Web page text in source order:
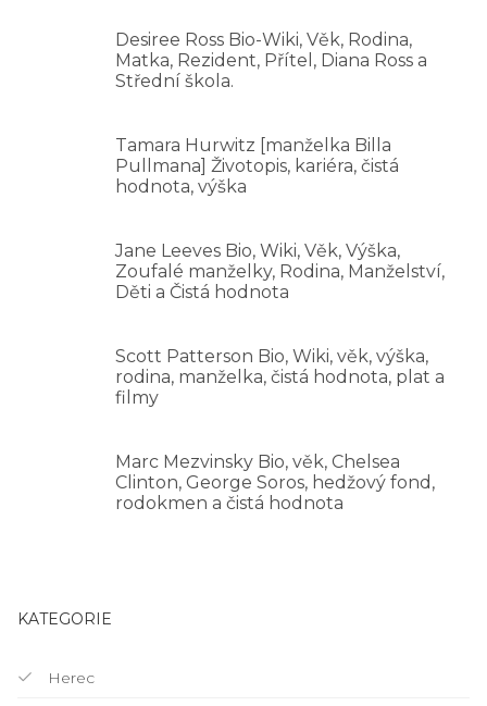
Desiree Ross Bio-Wiki, Věk, Rodina,
Matka, Rezident, Přítel, Diana Ross a
Střední škola.
Tamara Hurwitz [manželka Billa
Pullmana] Životopis, kariéra, čistá
hodnota, výška
Jane Leeves Bio, Wiki, Věk, Výška,
Zoufalé manželky, Rodina, Manželství,
Děti a Čistá hodnota
Scott Patterson Bio, Wiki, věk, výška,
rodina, manželka, čistá hodnota, plat a
filmy
Marc Mezvinsky Bio, věk, Chelsea
Clinton, George Soros, hedžový fond,
rodokmen a čistá hodnota
KATEGORIE
Herec